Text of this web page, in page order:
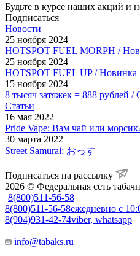
Будьте в курсе наших акций и
Подписаться
Новости
25 ноября 2024
HOTSPOT FUEL MORPH /
25 ноября 2024
HOTSPOT FUEL UP / Новинка
15 ноября 2024
8 тысяч затяжек = 888 рублей
Статьи
16 мая 2022
Pride Vape: Вам чай или
30 марта 2022
Street Samurai: おっす
Подписаться на рассылку
2026 © Федеральная сеть
8(800)511-56-58
8(800)511-56-58ежедневно с
8(904)931-42-74viber, whatsapp
info@tabaks.ru